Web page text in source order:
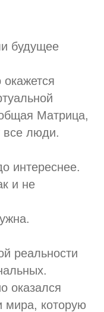
будущее
Матрица,
все люди.
интереснее.
и не
реальности
оказался
мира, которую